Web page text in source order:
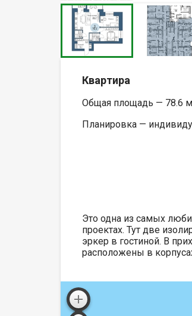
Квартира
Общая площадь — 78.6
Планировка —
Это одна из самых
проектах. Тут две
эркер в гостиной. В
расположены в